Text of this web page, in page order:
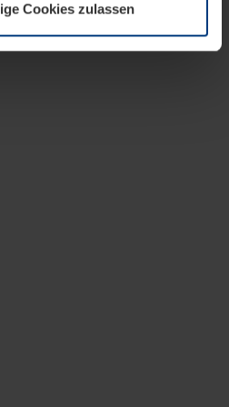
Website ändern oder
Cookies zulassen